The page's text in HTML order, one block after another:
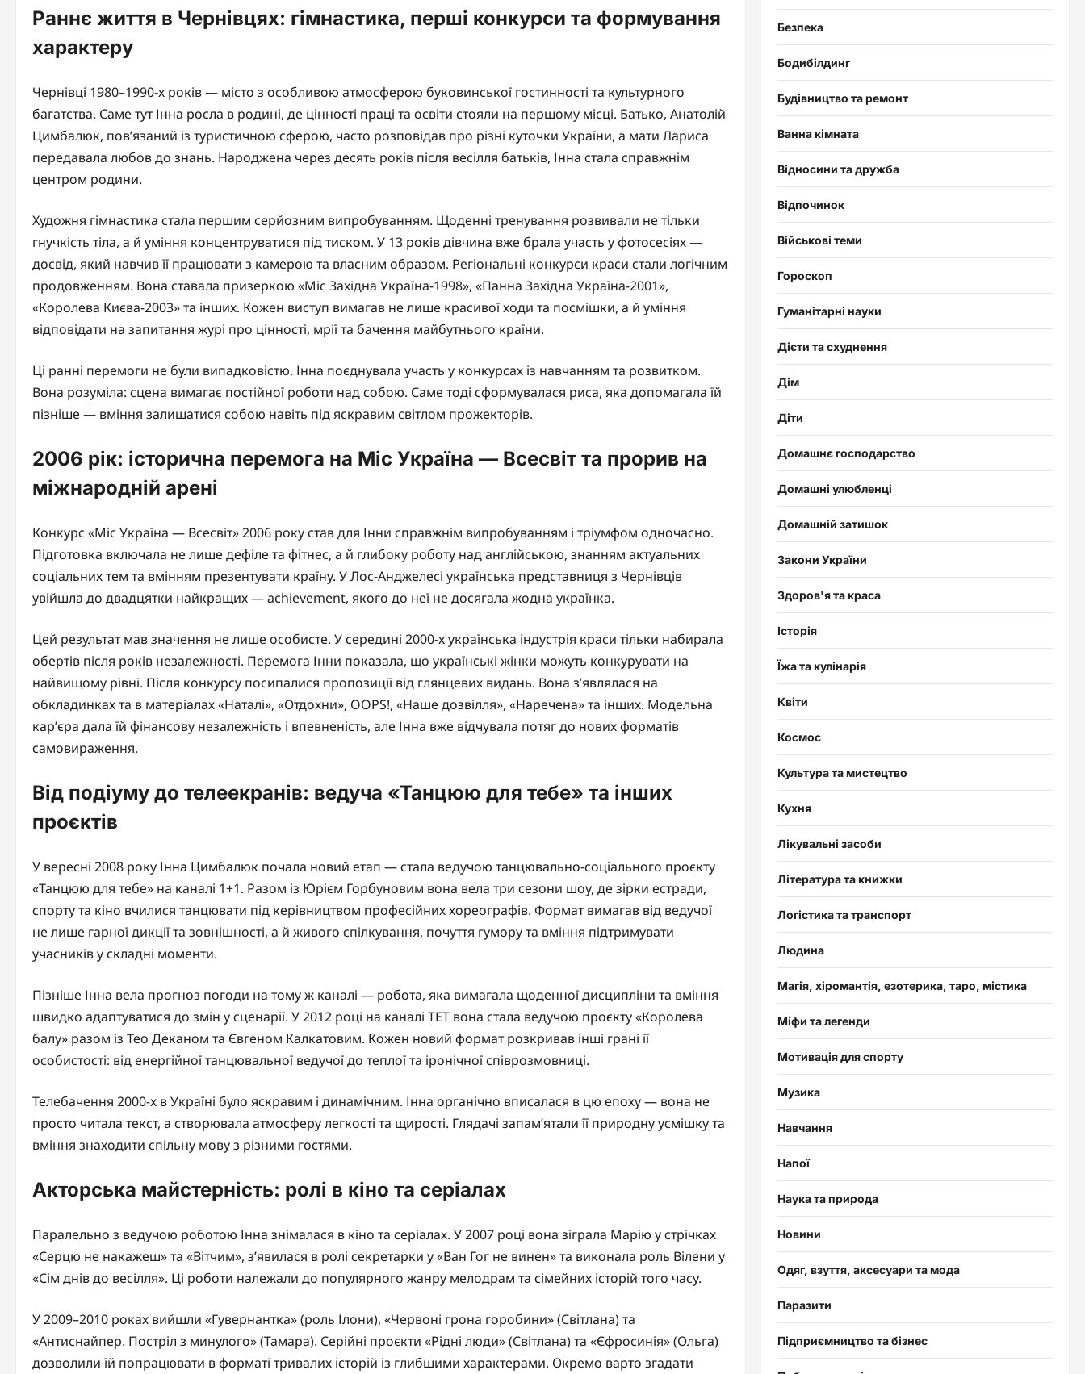
Раннє життя в Чернівцях: гімнастика, перші конкурси та формування
характеру
Чернівці 1980–1990-х років — місто з особливою атмосферою буковинської гостинності та культурного
багатства. Саме тут Інна росла в родині, де цінності праці та освіти стояли на першому місці. Батько, Анатолій
Цимбалюк, пов’язаний із туристичною сферою, часто розповідав про різні куточки України, а мати Лариса
передавала любов до знань. Народжена через десять років після весілля батьків, Інна стала справжнім
центром родини.
Художня гімнастика стала першим серйозним випробуванням. Щоденні тренування розвивали не тільки
гнучкість тіла, а й уміння концентруватися під тиском. У 13 років дівчина вже брала участь у фотосесіях —
досвід, який навчив її працювати з камерою та власним образом. Регіональні конкурси краси стали логічним
продовженням. Вона ставала призеркою «Міс Західна Україна-1998», «Панна Західна Україна-2001»,
«Королева Києва-2003» та інших. Кожен виступ вимагав не лише красивої ходи та посмішки, а й уміння
відповідати на запитання журі про цінності, мрії та бачення майбутнього країни.
Ці ранні перемоги не були випадковістю. Інна поєднувала участь у конкурсах із навчанням та розвитком.
Вона розуміла: сцена вимагає постійної роботи над собою. Саме тоді сформувалася риса, яка допомагала їй
пізніше — вміння залишатися собою навіть під яскравим світлом прожекторів.
2006 рік: історична перемога на Міс Україна — Всесвіт та прорив на
міжнародній арені
Конкурс «Міс Україна — Всесвіт» 2006 року став для Інни справжнім випробуванням і тріумфом одночасно.
Підготовка включала не лише дефіле та фітнес, а й глибоку роботу над англійською, знанням актуальних
соціальних тем та вмінням презентувати країну. У Лос-Анджелесі українська представниця з Чернівців
увійшла до двадцятки найкращих — achievement, якого до неї не досягала жодна українка.
Цей результат мав значення не лише особисте. У середині 2000-х українська індустрія краси тільки набирала
обертів після років незалежності. Перемога Інни показала, що українські жінки можуть конкурувати на
найвищому рівні. Після конкурсу посипалися пропозиції від глянцевих видань. Вона з’являлася на
обкладинках та в матеріалах «Наталі», «Отдохни», OOPS!, «Наше дозвілля», «Наречена» та інших. Модельна
кар’єра дала їй фінансову незалежність і впевненість, але Інна вже відчувала потяг до нових форматів
самовираження.
Від подіуму до телеекранів: ведуча «Танцюю для тебе» та інших
проєктів
У вересні 2008 року Інна Цимбалюк почала новий етап — стала ведучою танцювально-соціального проєкту
«Танцюю для тебе» на каналі 1+1. Разом із Юрієм Горбуновим вона вела три сезони шоу, де зірки естради,
спорту та кіно вчилися танцювати під керівництвом професійних хореографів. Формат вимагав від ведучої
не лише гарної дикції та зовнішності, а й живого спілкування, почуття гумору та вміння підтримувати
учасників у складні моменти.
Пізніше Інна вела прогноз погоди на тому ж каналі — робота, яка вимагала щоденної дисципліни та вміння
швидко адаптуватися до змін у сценарії. У 2012 році на каналі ТЕТ вона стала ведучою проєкту «Королева
балу» разом із Тео Деканом та Євгеном Калкатовим. Кожен новий формат розкривав інші грані її
особистості: від енергійної танцювальної ведучої до теплої та іронічної співрозмовниці.
Телебачення 2000-х в Україні було яскравим і динамічним. Інна органічно вписалася в цю епоху — вона не
просто читала текст, а створювала атмосферу легкості та щирості. Глядачі запам’ятали її природну усмішку та
вміння знаходити спільну мову з різними гостями.
Акторська майстерність: ролі в кіно та серіалах
Паралельно з ведучою роботою Інна знімалася в кіно та серіалах. У 2007 році вона зіграла Марію у стрічках
«Серцю не накажеш» та «Вітчим», з’явилася в ролі секретарки у «Ван Гог не винен» та виконала роль Вілени у
«Сім днів до весілля». Ці роботи належали до популярного жанру мелодрам та сімейних історій того часу.
У 2009–2010 роках вийшли «Гувернантка» (роль Ілони), «Червоні грона горобини» (Світлана) та
«Антиснайпер. Постріл з минулого» (Тамара). Серійні проєкти «Рідні люди» (Світлана) та «Єфросинія» (Ольга)
дозволили їй попрацювати в форматі тривалих історій із глибшими характерами. Окремо варто згадати
Безпека
Бодибілдинг
Будівництво та ремонт
Ванна кімната
Відносини та дружба
Відпочинок
Військові теми
Гороскоп
Гуманітарні науки
Дієти та схуднення
Дім
Діти
Домашнє господарство
Домашні улюбленці
Домашній затишок
Закони України
Здоров'я та краса
Історія
Їжа та кулінарія
Квіти
Космос
Культура та мистецтво
Кухня
Лікувальні засоби
Література та книжки
Логістика та транспорт
Людина
Магія, хіромантія, езотерика, таро, містика
Міфи та легенди
Мотивація для спорту
Музика
Навчання
Напої
Наука та природа
Новини
Одяг, взуття, аксесуари та мода
Паразити
Підприємництво та бізнес